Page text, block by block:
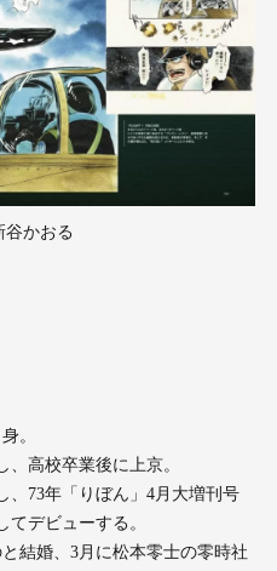
谷かおる
。
高校卒業後に上京。
、73年「りぼん」4月大増刊号
デビューする。
結婚、3月に松本零士の零時社